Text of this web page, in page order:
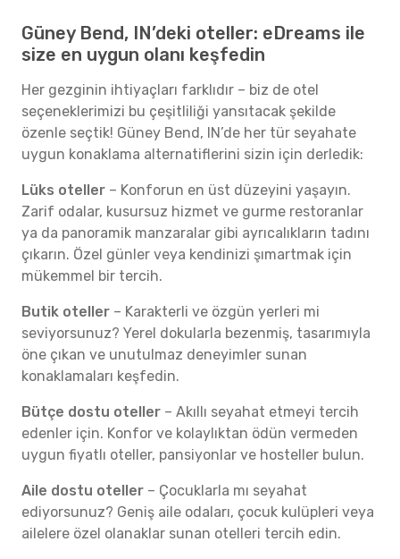
Güney Bend, IN’deki oteller: eDreams ile
size en uygun olanı keşfedin
Her gezginin ihtiyaçları farklıdır – biz de otel
seçeneklerimizi bu çeşitliliği yansıtacak şekilde
özenle seçtik! Güney Bend, IN’de her tür seyahate
uygun konaklama alternatiflerini sizin için derledik:
Lüks oteller – Konforun en üst düzeyini yaşayın.
Zarif odalar, kusursuz hizmet ve gurme restoranlar
ya da panoramik manzaralar gibi ayrıcalıkların tadını
çıkarın. Özel günler veya kendinizi şımartmak için
mükemmel bir tercih.
Butik oteller – Karakterli ve özgün yerleri mi
seviyorsunuz? Yerel dokularla bezenmiş, tasarımıyla
öne çıkan ve unutulmaz deneyimler sunan
konaklamaları keşfedin.
Bütçe dostu oteller – Akıllı seyahat etmeyi tercih
edenler için. Konfor ve kolaylıktan ödün vermeden
uygun fiyatlı oteller, pansiyonlar ve hosteller bulun.
Aile dostu oteller – Çocuklarla mı seyahat
ediyorsunuz? Geniş aile odaları, çocuk kulüpleri veya
ailelere özel olanaklar sunan otelleri tercih edin.